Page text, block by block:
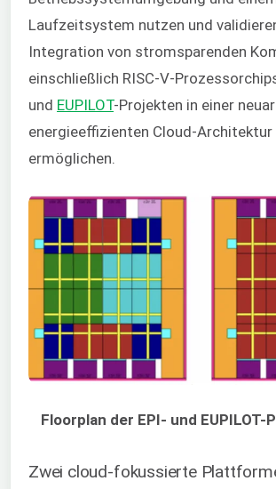
Laufzeitsystem nutzen und
Integration von stromsparenden
einschließlich RISC-V-
und EUPILOT-Projekten in einer
energieeffizienten Cloud-Architektur
ermöglichen.
Floorplan der EPI- und EUPILOT-
Zwei cloud-fokussierte